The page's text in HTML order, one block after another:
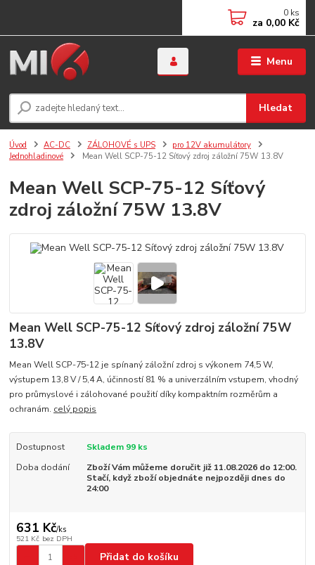
Menu
Hledat
0 ks
za 0,00 Kč
Úvod AC-DC ZÁLOHOVÉ s UPS
pro 12V akumulátory
Jednohladinové
Mean Well SCP-75-12 Síťový zdroj záložní 75W 13.8V
Mean Well SCP-75-12 Síťový
zdroj záložní 75W 13.8V
Mean Well SCP-75-12 Síťový zdroj záložní 75W
13.8V
Mean Well SCP-75-12 je spínaný záložní zdroj s výkonem 74,5 W,
výstupem 13,8 V / 5,4 A, účinností 81 % a univerzálním vstupem, vhodný
pro průmyslové i zálohované použití díky kompaktním rozměrům a
ochranám. celý popis
Dostupnost
Skladem 99 ks
Doba dodání
Zboží Vám můžeme doručit již 11.08.2026 do 12:00.
Stačí, když zboží objednáte nejpozději dnes do
24:00
631 Kč/ks
521 Kč bez DPH
Přidat do košíku